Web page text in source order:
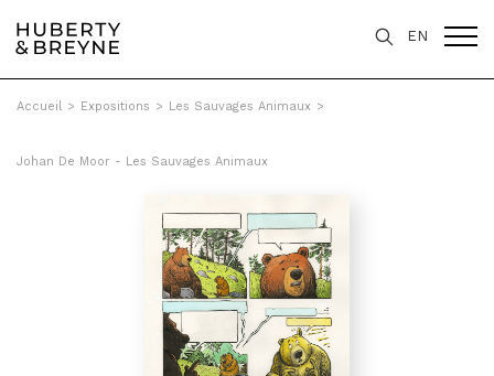
EN
Accueil > Expositions > Les Sauvages Animaux >
Johan De Moor - Les Sauvages Animaux